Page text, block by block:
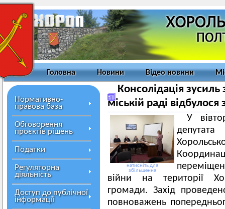
Головна Новини Відео новини
Нормативно-
правова база
Обговорення
проєктів рішень
Податки
Регуляторна
діяльність
Доступ до публічної
інформації
Консолідація
міській раді
натисніть для
збільшення
У
війни на території
громади. Захід
повноважень